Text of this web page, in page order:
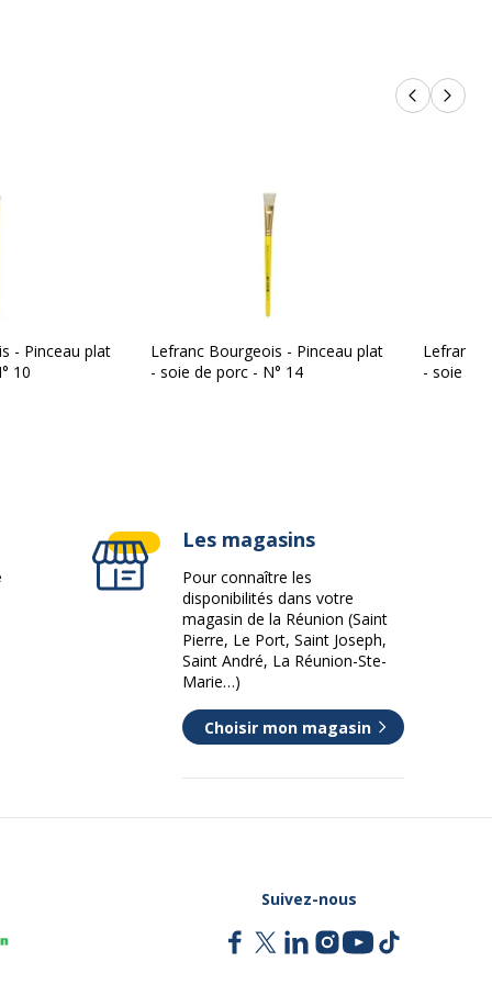
Produits
- Pinceau plat
10
Lefranc Bourgeois - Pinceau plat
- soie de porc - N° 14
Lefranc
- soie de
Les magasins
Pour connaître les
disponibilités dans votre
magasin de la Réunion (Saint
Pierre, Le Port, Saint Joseph,
Saint André, La Réunion-Ste-
Marie…)
Choisir mon magasin
Suivez-nous